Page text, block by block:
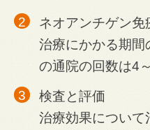
ネオアンチゲン
治療にかかる期間
の通院の回数は4
検査と評価
治療効果について